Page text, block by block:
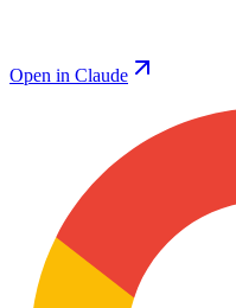
Open in Claude